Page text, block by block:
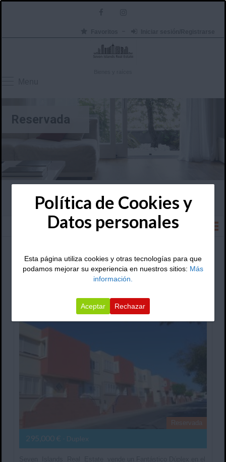
Reservada
Ordenar por:
Reservada
295,000 € - Duplex
Política de Cookies y
Datos personales
Esta página utiliza cookies y otras tecnologías para que
podamos mejorar su experiencia en nuestros sitios: Más
información.
Aceptar Rechazar